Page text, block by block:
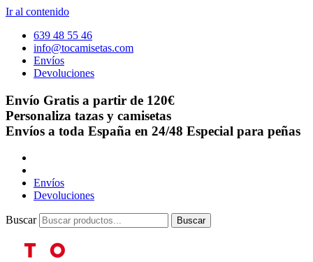
Ir al contenido
639 48 55 46
info@tocamisetas.com
Envíos
Devoluciones
Envío Gratis a partir de 120€
Personaliza tazas y camisetas
Envíos a toda España en 24/48 Especial para peñas
Envíos
Devoluciones
Buscar Buscar